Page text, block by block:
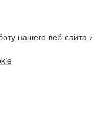
нашего веб-сайта